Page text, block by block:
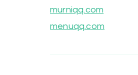
murniqq.com
menuqq.com